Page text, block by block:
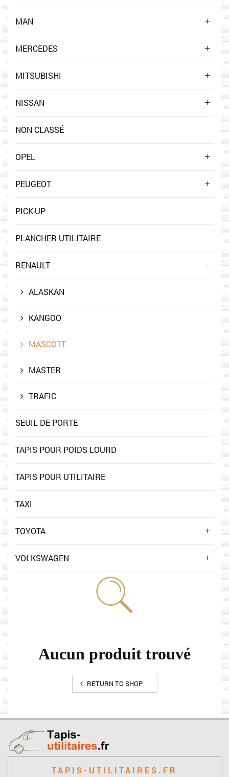
Aucun produit trouvé
RETURN TO SHOP
MAN
MERCEDES
MITSUBISHI
NISSAN
NON CLASSÉ
OPEL
PEUGEOT
PICK-UP
PLANCHER UTILITAIRE
RENAULT
ALASKAN
KANGOO
MASCOTT
MASTER
TRAFIC
SEUIL DE PORTE
TAPIS POUR POIDS LOURD
TAPIS POUR UTILITAIRE
TAXI
TOYOTA
VOLKSWAGEN
TAPIS-UTILITAIRES.FR